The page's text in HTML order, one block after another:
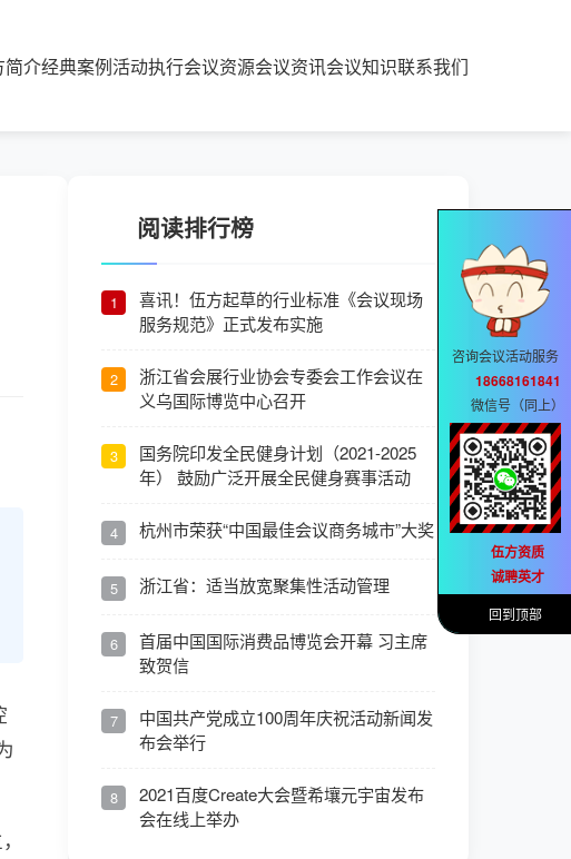
简介经典案例活动执行会议资源会议资讯会议知识联系我们
阅读排行榜
1
喜讯！伍方起草的行业标准《会议现场
服务规范》正式发布实施
2
浙江省会展行业协会专委会工作会议在
义乌国际博览中心召开
3
国务院印发全民健身计划（2021-2025
年） 鼓励广泛开展全民健身赛事活动
4 杭州市荣获“中国最佳会议商务城市”大奖
5 浙江省：适当放宽聚集性活动管理
6
首届中国国际消费品博览会开幕 习主席
致贺信
7
中国共产党成立100周年庆祝活动新闻发
布会举行
8
2021百度Create大会暨希壤元宇宙发布
会在线上举办
咨询会议活动服务
18668161841
微信号（同上）
伍方资质
诚聘英才
回到顶部